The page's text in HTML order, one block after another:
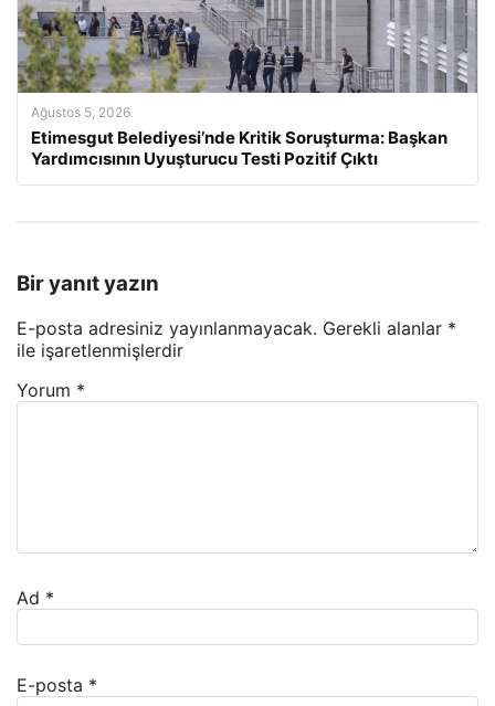
Ağustos 5, 2026
Etimesgut Belediyesi’nde Kritik Soruşturma: Başkan
Yardımcısının Uyuşturucu Testi Pozitif Çıktı
Bir yanıt yazın
E-posta adresiniz yayınlanmayacak. Gerekli alanlar *
ile işaretlenmişlerdir
Yorum *
Ad *
E-posta *